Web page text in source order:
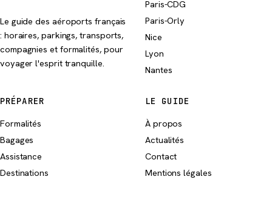
Le guide des aéroports français
: horaires, parkings, transports,
compagnies et formalités, pour
voyager l'esprit tranquille.
Paris-CDG
Paris-Orly
Nice
Lyon
Nantes
PRÉPARER
Formalités
Bagages
Assistance
Destinations
LE GUIDE
À propos
Actualités
Contact
Mentions légales